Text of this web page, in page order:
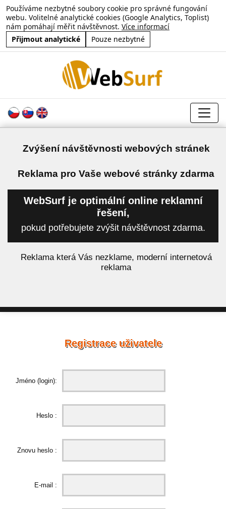
Používáme nezbytné soubory cookie pro správné fungování
webu. Volitelné analytické cookies (Google Analytics, Toplist)
nám pomáhají měřit návštěvnost. Více informací
Přijmout analytické
Pouze nezbytné
Zvýšení návštěvnosti webových stránek
Reklama pro Vaše webové stránky zdarma
WebSurf je optimální online reklamní
řešení,
pokud potřebujete zvýšit návštěvnost zdarma.
Reklama která Vás nezklame, moderní internetová
reklama
Registrace uživatele
Jméno (login):
Heslo :
Znovu heslo :
E-mail :